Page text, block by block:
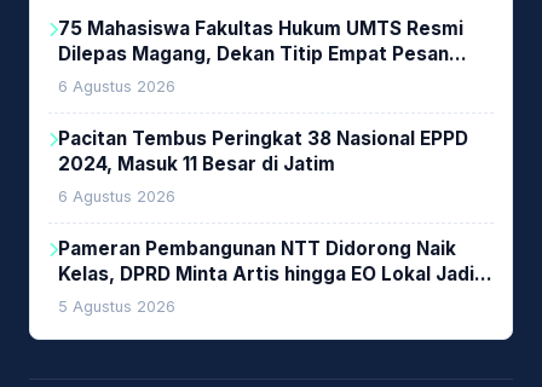
75 Mahasiswa Fakultas Hukum UMTS Resmi
Dilepas Magang, Dekan Titip Empat Pesan
Penting
6 Agustus 2026
Pacitan Tembus Peringkat 38 Nasional EPPD
2024, Masuk 11 Besar di Jatim
6 Agustus 2026
Pameran Pembangunan NTT Didorong Naik
Kelas, DPRD Minta Artis hingga EO Lokal Jadi
Prioritas
5 Agustus 2026